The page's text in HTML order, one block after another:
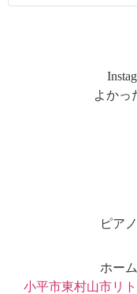
よかっ
ピア
ホー
小平市東村山市リ